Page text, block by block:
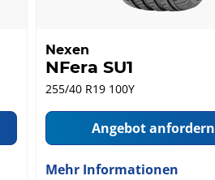
Nexen
NFera SU1
255/40 R19 100Y
Angebot anfordern
Mehr Informationen